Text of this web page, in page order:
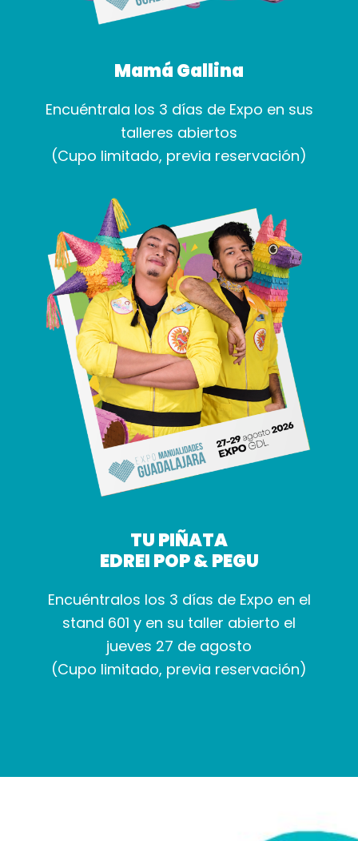
Mamá Gallina
Encuéntrala los 3 días de Expo en sus
talleres abiertos
(Cupo limitado, previa reservación)
TU PIÑATA
EDREI POP & PEGU
Encuéntralos los 3 días de Expo en el
stand 601 y en su taller abierto el
jueves 27 de agosto
(Cupo limitado, previa reservación)